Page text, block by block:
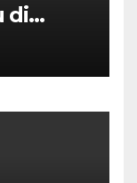
di